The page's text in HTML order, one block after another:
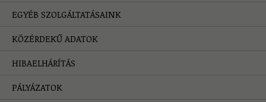
EGYÉB SZOLGÁLTATÁSAINK
KÖZÉRDEKŰ ADATOK
HIBAELHÁRÍTÁS
PÁLYÁZATOK